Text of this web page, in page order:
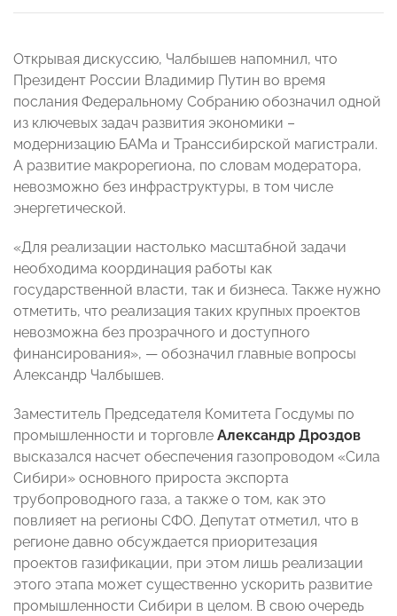
Открывая дискуссию, Чалбышев напомнил, что
Президент России Владимир Путин во время
послания Федеральному Собранию обозначил одной
из ключевых задач развития экономики –
модернизацию БАМа и Транссибирской магистрали.
А развитие макрорегиона, по словам модератора,
невозможно без инфраструктуры, в том числе
энергетической.
«Для реализации настолько масштабной задачи
необходима координация работы как
государственной власти, так и бизнеса. Также нужно
отметить, что реализация таких крупных проектов
невозможна без прозрачного и доступного
финансирования», — обозначил главные вопросы
Александр Чалбышев.
Заместитель Председателя Комитета Госдумы по
промышленности и торговле Александр Дроздов
высказался насчет обеспечения газопроводом «Сила
Сибири» основного прироста экспорта
трубопроводного газа, а также о том, как это
повлияет на регионы СФО. Депутат отметил, что в
регионе давно обсуждается приоритезация
проектов газификации, при этом лишь реализации
этого этапа может существенно ускорить развитие
промышленности Сибири в целом. В свою очередь